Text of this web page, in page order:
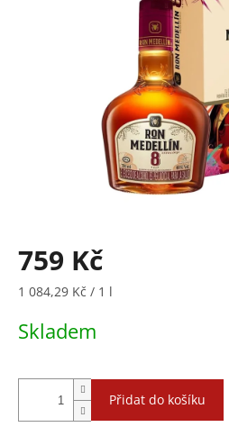
759 Kč
Měrná
1 084,29 Kč / 1 l
Skladem
Přidat do košíku